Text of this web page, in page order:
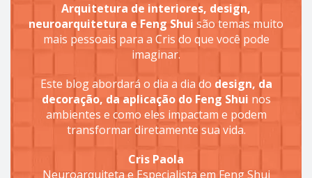
Arquitetura de interiores, design,
neuroarquitetura e Feng Shui são temas muito
mais pessoais para a Cris do que você pode
imaginar.
Este blog abordará o dia a dia do design, da
decoração, da aplicação do Feng Shui nos
ambientes e como eles impactam e podem
transformar diretamente sua vida.
Cris Paola
Neuroarquiteta e Especialista em Feng Shui